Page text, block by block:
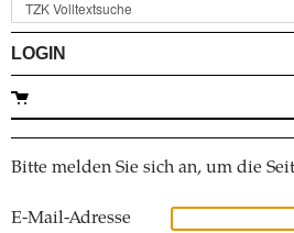
LOGIN
Bitte melden Sie sich an, um die
E-Mail-Adresse